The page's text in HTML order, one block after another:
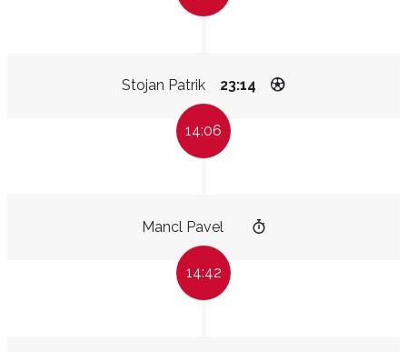
Stojan Patrik 23:14
14:06
Mancl Pavel
14:42